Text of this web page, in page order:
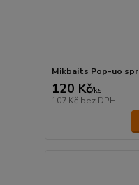
Mikbaits Pop-uo
120 Kč/ks
107 Kč bez DPH